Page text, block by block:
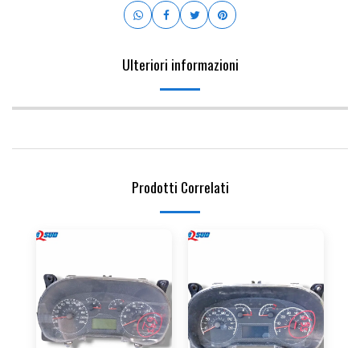
Ulteriori informazioni
Prodotti Correlati